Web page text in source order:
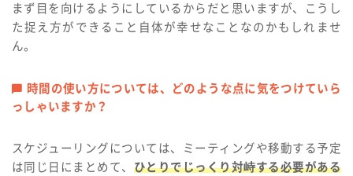
まず目を向けるようにしているからだと思いますが、こうし
た捉え方ができること自体が幸せなことなのかもしれませ
ん。
時間の使い方については、どのような点に気をつけていら
っしゃいますか？
スケジューリングについては、ミーティングや移動する予定
は同じ日にまとめて、 ひとりでじっくり対峙する必要がある